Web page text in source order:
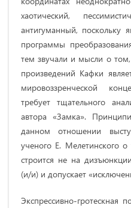
хаотический,
антигуманный, поскольку
программы
тем звучали и мысли о
произведений Кафки
мировоззренческой
требует тщательного
автора «Замка».
данном отношении
ученого Е. Мелетинского
строится не на
(и/и) и допускает
Экспрессивно-гротескная